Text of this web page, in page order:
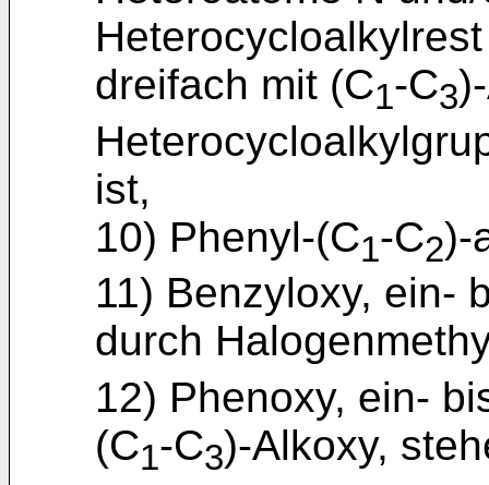
dreifach mit (C1-C3
ist,
10) Phenyl-(C1-C2)-
11) Benzyloxy, ein-
durch
12) Phenoxy, ein-
(C1-C3)-Alkoxy,